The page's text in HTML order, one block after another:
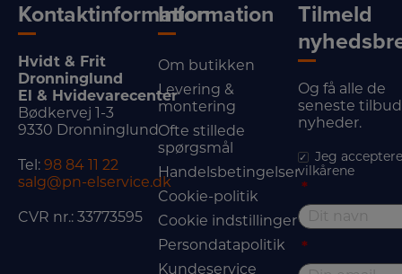
Kontaktinformation
Hvidt & Frit
Dronninglund
El & Hvidevarecenter
Bødkervej 1-3
9330 Dronninglund
Tel: 98 84 11 22
salg@pn-elservice.dk
CVR nr.: 33773595
Information
Om butikken
Levering &
montering
Ofte stillede
spørgsmål
Handelsbetingelser
Cookie-politik
Cookie indstillinger
Persondatapolitik
Kundeservice
Tilmeld
Og få alle de
seneste
nyheder.
Jeg
vilkårene
*
*